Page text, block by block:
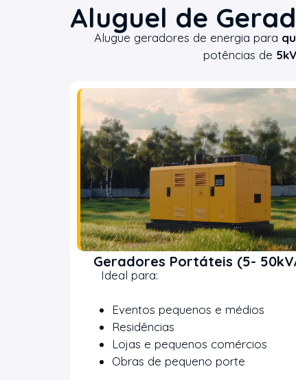
Aluguel de
Alugue geradores de energia para
potências de
Geradores Portáteis (5-
Ideal para:
Eventos pequenos e médios
Residências
Lojas e pequenos comércios
Obras de pequeno porte